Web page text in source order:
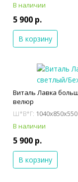
В наличии
5 900 р.
В корзину
Виталь Лавка
велюр
Ш*В*Г: 1040x850x550
В наличии
5 900 р.
В корзину